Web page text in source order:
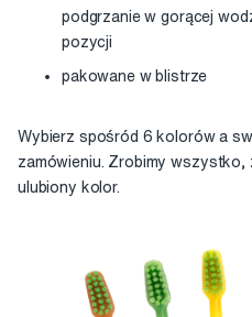
podgrzanie w gorącej
pozycji
pakowane w blistrze
Wybierz spośród 6 kolorów a
zamówieniu. Zrobimy
ulubiony kolor.